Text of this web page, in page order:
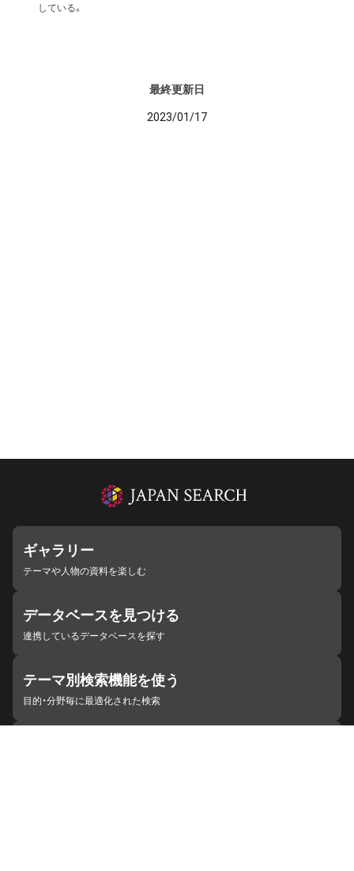
している。
最終更新日
2023/01/17
ギャラリー
テーマや人物の資料を楽しむ
データベースを見つける
連携しているデータベースを探す
テーマ別検索機能を使う
目的・分野毎に最適化された検索